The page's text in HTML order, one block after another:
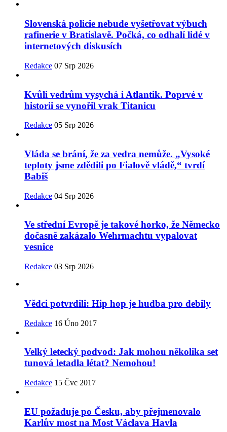
Slovenská policie nebude vyšetřovat výbuch
rafinerie v Bratislavě. Počká, co odhalí lidé v
internetových diskusích
Redakce 07 Srp 2026
Kvůli vedrům vysychá i Atlantik. Poprvé v
historii se vynořil vrak Titanicu
Redakce 05 Srp 2026
Vláda se brání, že za vedra nemůže. „Vysoké
teploty jsme zdědili po Fialově vládě,“ tvrdí
Babiš
Redakce 04 Srp 2026
Ve střední Evropě je takové horko, že Německo
dočasně zakázalo Wehrmachtu vypalovat
vesnice
Redakce 03 Srp 2026
Vědci potvrdili: Hip hop je hudba pro debily
Redakce 16 Úno 2017
Velký letecký podvod: Jak mohou několika set
tunová letadla létat? Nemohou!
Redakce 15 Čvc 2017
EU požaduje po Česku, aby přejmenovalo
Karlův most na Most Václava Havla